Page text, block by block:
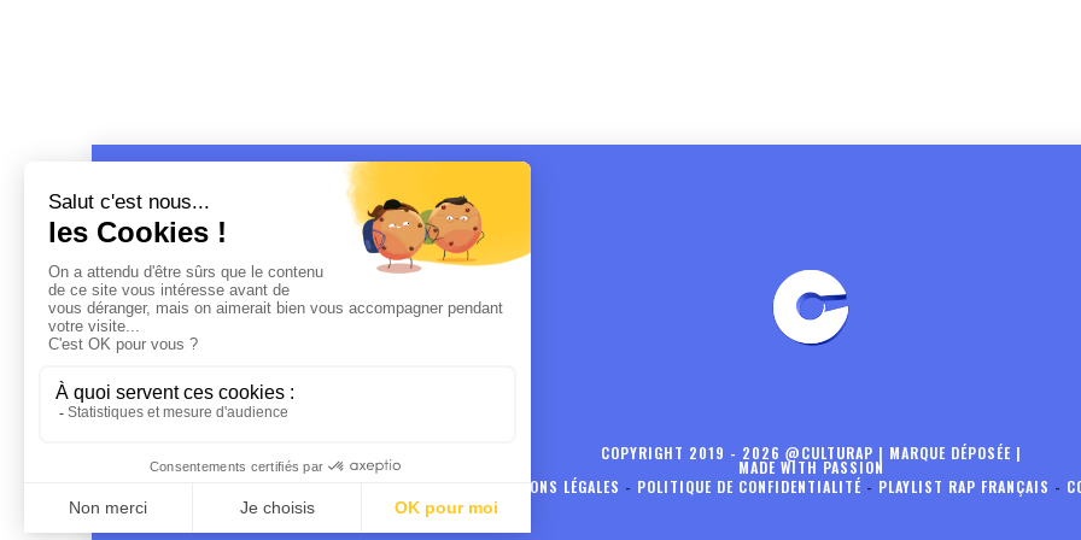
COPYRIGHT 2019 - 2026 @CULTURAP | MARQUE DÉPOSÉE |
MADE WITH PASSION
MENTIONS LÉGALES - POLITIQUE DE CONFIDENTIALITÉ - PLAYLIST RAP FRANÇAIS -